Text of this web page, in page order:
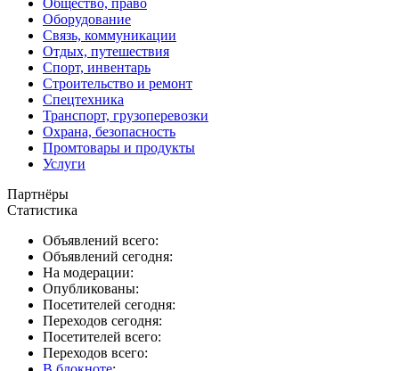
Общество, право
Оборудование
Связь, коммуникации
Отдых, путешествия
Спорт, инвентарь
Строительство и ремонт
Спецтехника
Транспорт, грузоперевозки
Охрана, безопасность
Промтовары и продукты
Услуги
Партнёры
Статистика
Объявлений всего:
Объявлений сегодня:
На модерации:
Опубликованы:
Посетителей сегодня:
Переходов сегодня:
Посетителей всего:
Переходов всего: